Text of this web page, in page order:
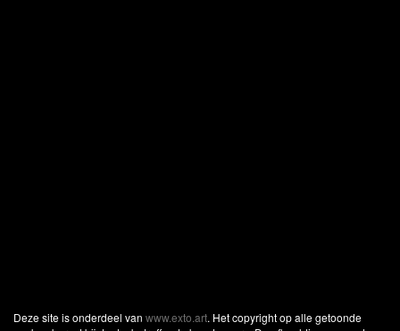
Deze site is onderdeel van www.exto.art. Het copyright op alle getoonde